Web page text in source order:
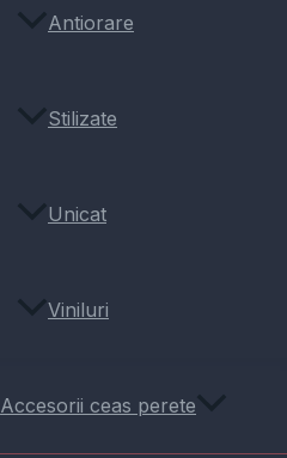
Antiorare
Stilizate
Unicat
Viniluri
Accesorii ceas perete